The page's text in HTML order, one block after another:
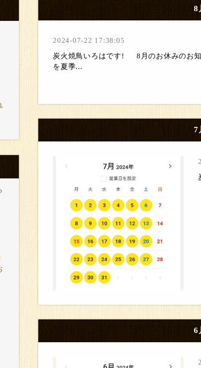
8
2024-07-22 17:38:05
炭火焼鳥いろはです! 8月のお休みのお知
を夏季...
7
6